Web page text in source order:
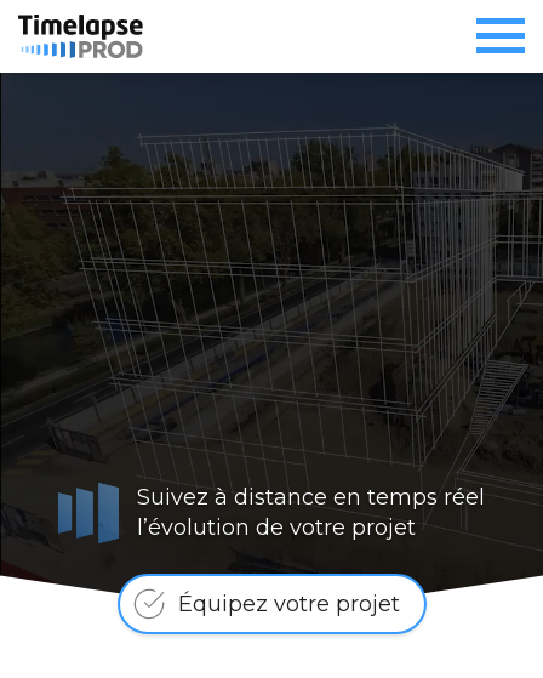
Suivez à distance en temps réel
l’évolution de votre projet
Équipez votre projet